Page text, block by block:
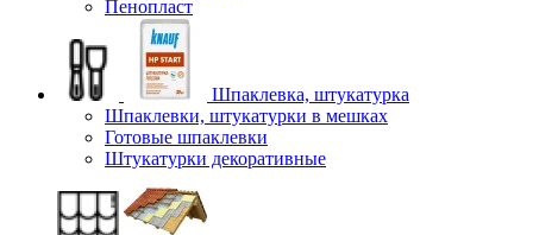
Пенопласт
Шпаклевка, штукатурка
Шпаклевки, штукатурки в мешках
Готовые шпаклевки
Штукатурки декоративные